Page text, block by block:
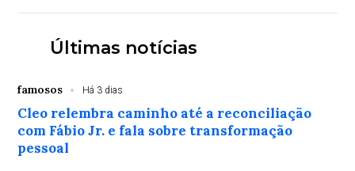
Últimas notícias
famosos Há 3 dias
Cleo relembra caminho até a reconciliação
com Fábio Jr. e fala sobre transformação
pessoal